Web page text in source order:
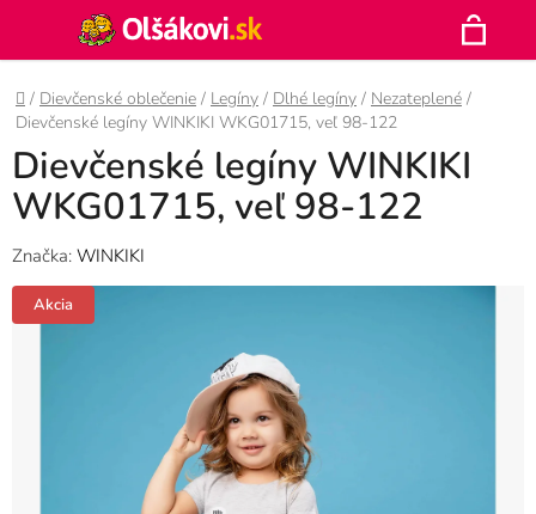
obsah
Hľadať
Domov
/ Dievčenské oblečenie / Legíny / Dlhé legíny / Nezateplené /
Dievčenské legíny WINKIKI WKG01715, veľ 98-122
Dievčenské legíny WINKIKI
WKG01715, veľ 98-122
Značka: WINKIKI
Akcia